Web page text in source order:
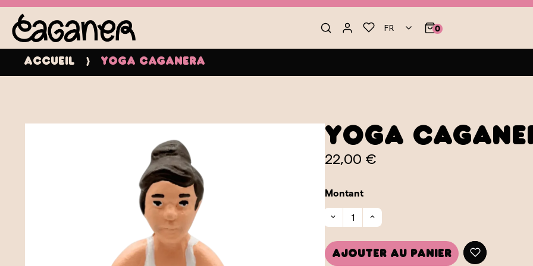
FR 0
Accueil Yoga Caganera
Yoga
22,00 €
Montant
Ajouter au panier